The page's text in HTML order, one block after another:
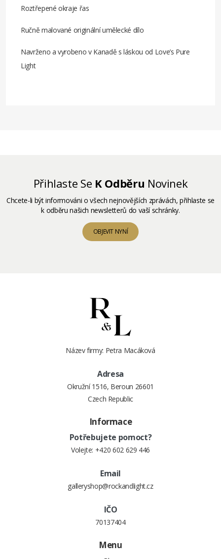
Roztřepené okraje řas
Ručně malované originální umělecké dílo
Navrženo a vyrobeno v Kanadě s láskou od Love’s Pure
Light
Přihlaste Se K Odběru Novinek
Chcete-li být informováni o všech nejnovějších zprávách, přihlaste se
k odběru našich newsletterů do vaší schránky.
OBJEVIT NYNÍ
Název firmy: Petra Macáková
Adresa
Okružní 1516, Beroun 26601
Czech Republic
Informace
Potřebujete pomoct?
Volejte: +420 602 629 446
Email
galleryshop@rockandlight.cz
IČO
70137404
Menu